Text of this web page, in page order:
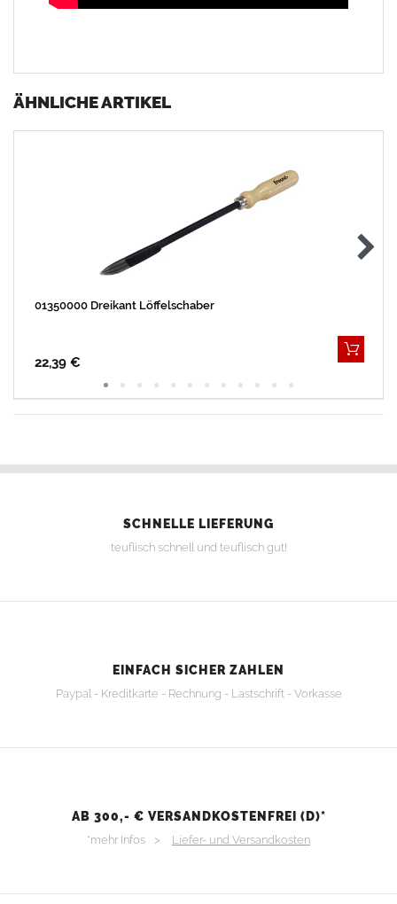
ÄHNLICHE ARTIKEL
01350000 Dreikant Löffelschaber
22,39 €
SCHNELLE LIEFERUNG
teuflisch schnell und teuflisch gut!
EINFACH SICHER ZAHLEN
Paypal - Kreditkarte - Rechnung - Lastschrift - Vorkasse
AB 300,- € VERSANDKOSTENFREI (D)*
*mehr Infos > Liefer- und Versandkosten